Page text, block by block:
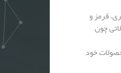
قرمز و
چون
خود